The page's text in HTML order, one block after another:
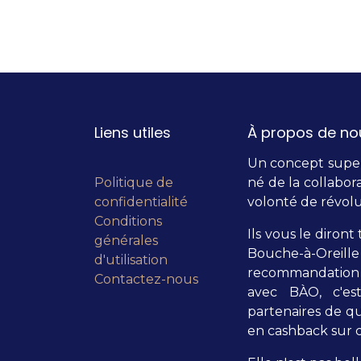
Liens utiles
Politique de
confidentialité
Conditions
générales
d'utilisation
Contactez-nous
À propos de
Un concept
né de la
volonté de
Ils vous le
Bouche-à-
avec BÀO,
partenaires de
en cashback sur